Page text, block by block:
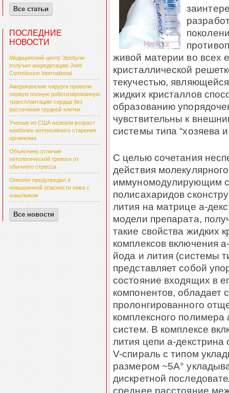
Все статьи
ПОСЛЕДНИЕ
НОВОСТИ
Медицинский центр Эребуни
получил аккредитацию Joint
Commission International
Американские хирурги провели
первую полную роботизированную
трансплантацию сердца без
рассечения грудной клетки
Ученые из США назвали возраст
наиболее интенсивного старения
организма
Объяснено отличие
патологической тревоги от
обычного стресса
Онколог предупредил о
повышенной опасности пива с
шашлыком
Все новости
живой материи во всех
кристаллической
текучестью,
жидких кристаллов
образованию
чувствительны к
системы типа “хозяева и
С целью сочетания
действия
иммуномодулирующим
полисахаридов
лития на матрице a-
модели препарата,
такие свойства жидких
комплексов включения
йода и лития (системы
представляет собой
состояние входящих в
компонентов, обладает
пролонгированного
комплексного
систем. В комплексе
лития цепи a-
V-спираль с типом
размером ~5А°
дискретной
среднее расстояние